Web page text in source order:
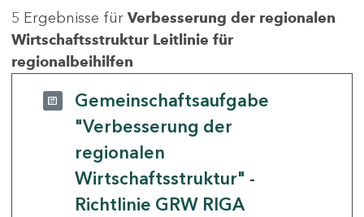
5 Ergebnisse für Verbesserung der regionalen
Wirtschaftsstruktur Leitlinie für
regionalbeihilfen
Gemeinschaftsaufgabe
"Verbesserung der
regionalen
Wirtschaftsstruktur" -
Richtlinie GRW RIGA